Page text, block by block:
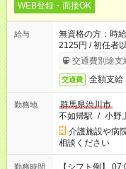
WEB登録・面接OK
給与
無資格の方：時
2125円 / 初任者
交通費別途支
交通費 全額支給
勤務地
群馬県渋川市
不如帰駅 / 小野
介護施設や病
相談ください
勤務時間
【シフト例】